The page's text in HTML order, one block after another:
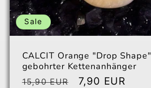
Sale
CALCIT Orange "Drop Shape"
gebohrter Kettenanhänger
Normaler
15,90 EUR Verkaufspreis
7,90 EUR